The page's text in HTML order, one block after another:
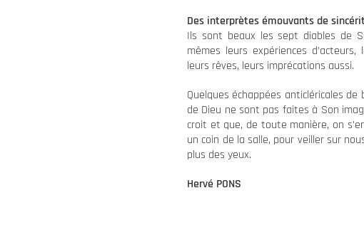
Des interprètes émouvants de
Ils sont beaux les sept diables de
mêmes leurs expériences
leurs rêves, leurs imprécations aussi.
Quelques échappées anticléricales
de Dieu ne sont pas faites à Son
croit et que, de toute manière, on
un coin de la salle, pour veiller sur
plus des yeux.
Hervé PONS